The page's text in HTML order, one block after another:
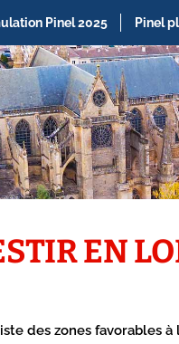
Pinel 2025 Pinel
EN
des zones favorables à